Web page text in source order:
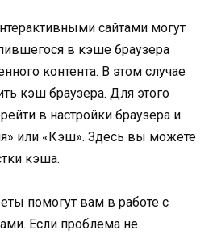
сайтами могут
в кэше браузера
контента. В этом случае
кэш браузера. Для этого
в настройки браузера и
или «Кэш». Здесь вы можете
кэша.
помогут вам в работе с
Если проблема не